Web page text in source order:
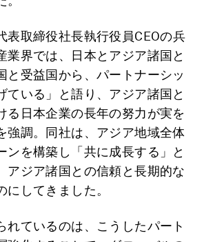
表取締役社長執行役員CEOの兵
業界では、日本とアジア諸国と
と受益国から、パートナーシッ
ている」と語り、アジア諸国と
る日本企業の長年の努力が実を
強調。同社は、アジア地域全体
ンを構築し「共に成長する」と
アジア諸国との信頼と長期的な
にしてきました。
れているのは、こうしたパート